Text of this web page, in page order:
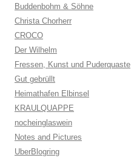
Buddenbohm & Söhne
Christa Chorherr
CROCO
Der Wilhelm
Fressen, Kunst und Puderquaste
Gut gebrüllt
Heimathafen Elbinsel
KRAULQUAPPE
nocheinglaswein
Notes and Pictures
UberBlogring